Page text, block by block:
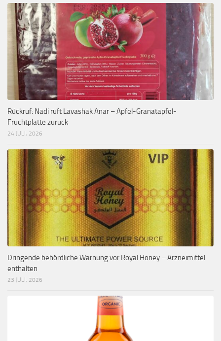
Rückruf: Nadi ruft Lavashak Anar – Apfel-Granatapfel-
Fruchtplatte zurück
24 JULI, 2026
Dringende behördliche Warnung vor Royal Honey – Arzneimittel
enthalten
23 JULI, 2026